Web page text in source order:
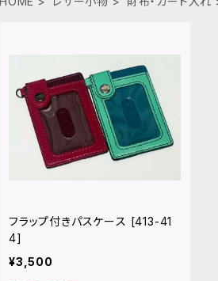
フラップ付きパスケース [413-41
4]
¥3,500